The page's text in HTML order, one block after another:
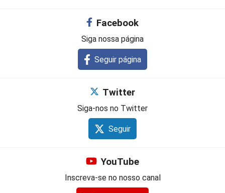
Facebook
Siga nossa página
Seguir página
Twitter
Siga-nos no Twitter
Seguir
YouTube
Inscreva-se no nosso canal